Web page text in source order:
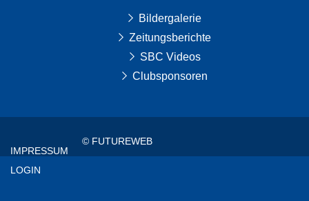
Bildergalerie
Zeitungsberichte
SBC Videos
Clubsponsoren
IMPRESSUM
LOGIN
© FUTUREWEB